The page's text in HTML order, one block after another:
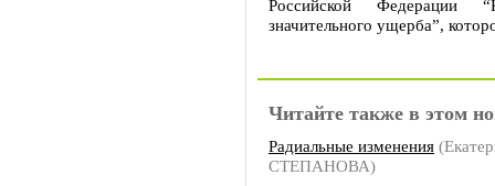
Российской Федерации
значительного ущерба”,
Читайте также в этом
Радиальные изменения
СТЕПАНОВА)